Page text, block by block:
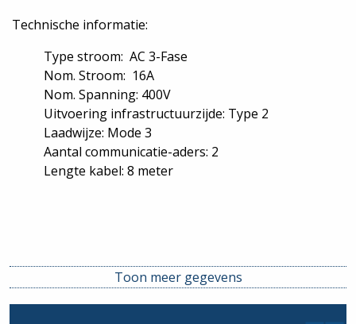
Technische informatie:
Type stroom: AC 3-Fase
Nom. Stroom: 16A
Nom. Spanning: 400V
Uitvoering infrastructuurzijde: Type 2
Laadwijze: Mode 3
Aantal communicatie-aders: 2
Lengte kabel: 8 meter
Toon meer gegevens